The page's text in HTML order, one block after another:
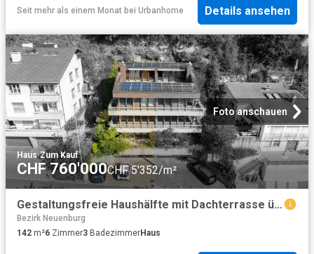
Seit mehr als einem Monat bei Urbanhome Details ansehen
Foto anschauen
Haus·Zum Kauf
CHF 760'000CHF 5'352/m²
Gestaltungsfreie Haushälfte mit Dachterrasse über Biel
Bezirk Neuenburg
142 m²6 Zimmer3 BadezimmerHaus